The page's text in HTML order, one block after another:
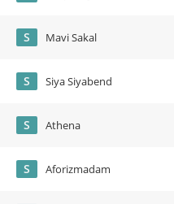
S Mavi Sakal
S Siya Siyabend
S Athena
S Aforizmadam